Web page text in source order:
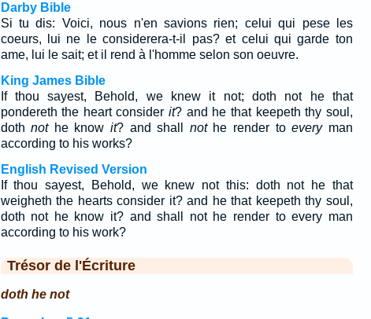
Darby Bible
Si tu dis: Voici, nous n'en savions rien; celui qui pese les
coeurs, lui ne le considerera-t-il pas? et celui qui garde ton
ame, lui le sait; et il rend à l'homme selon son oeuvre.
King James Bible
If thou sayest, Behold, we knew it not; doth not he that
pondereth the heart considerit? and he that keepeth thy soul,
dothnothe know it? and shall nothe render toeveryman
according to his works?
English Revised Version
If thou sayest, Behold, we knew not this: doth not he that
weigheth the hearts consider it? and he that keepeth thy soul,
doth not he know it? and shall not he render to every man
according to his work?
Trésor de l'Écriture
doth he not